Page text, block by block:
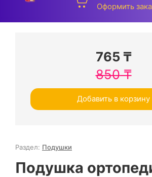
Оформить
765₸
850₸
Добавить в корзину
Раздел: Подушки
Подушка